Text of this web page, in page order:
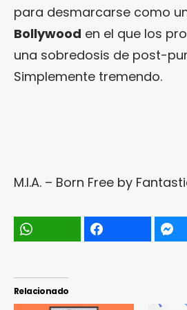
para desmarcarse como
Bollywood en el que los
una sobredosis de post-
Simplemente tremendo.
M.I.A. – Born Free by
Relacionado